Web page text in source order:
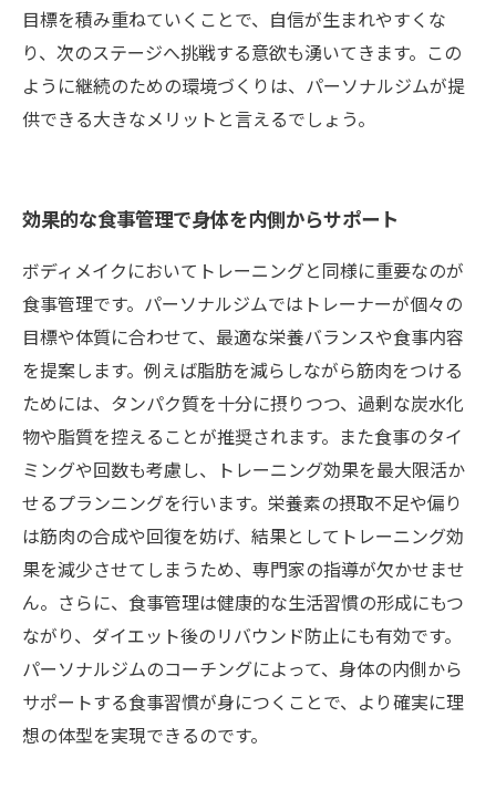
目標を積み重ねていくことで、自信が生まれやすくな
り、次のステージへ挑戦する意欲も湧いてきます。この
ように継続のための環境づくりは、パーソナルジムが提
供できる大きなメリットと言えるでしょう。
効果的な食事管理で身体を内側からサポート
ボディメイクにおいてトレーニングと同様に重要なのが
食事管理です。パーソナルジムではトレーナーが個々の
目標や体質に合わせて、最適な栄養バランスや食事内容
を提案します。例えば脂肪を減らしながら筋肉をつける
ためには、タンパク質を十分に摂りつつ、過剰な炭水化
物や脂質を控えることが推奨されます。また食事のタイ
ミングや回数も考慮し、トレーニング効果を最大限活か
せるプランニングを行います。栄養素の摂取不足や偏り
は筋肉の合成や回復を妨げ、結果としてトレーニング効
果を減少させてしまうため、専門家の指導が欠かせませ
ん。さらに、食事管理は健康的な生活習慣の形成にもつ
ながり、ダイエット後のリバウンド防止にも有効です。
パーソナルジムのコーチングによって、身体の内側から
サポートする食事習慣が身につくことで、より確実に理
想の体型を実現できるのです。